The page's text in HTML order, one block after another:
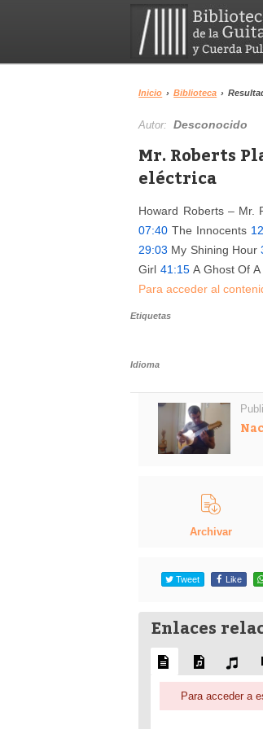
Inicio › Biblioteca ›
Autor:Desconocido
Mr. Roberts
eléctrica
Howard Roberts – Mr.
07:40 The Innocents
29:03 My Shining Hour
Girl 41:15 A Ghost Of
Para acceder al
Etiquetas
Idioma
Archivar
Tweet Like
Enlaces
Para acceder a